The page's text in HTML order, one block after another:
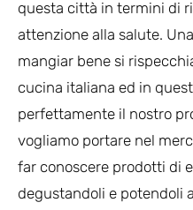
questa città in termini di
attenzione alla salute.
mangiar bene si
cucina italiana ed in
perfettamente il nostro
vogliamo portare nel
far conoscere prodotti di
degustandoli e potendoli